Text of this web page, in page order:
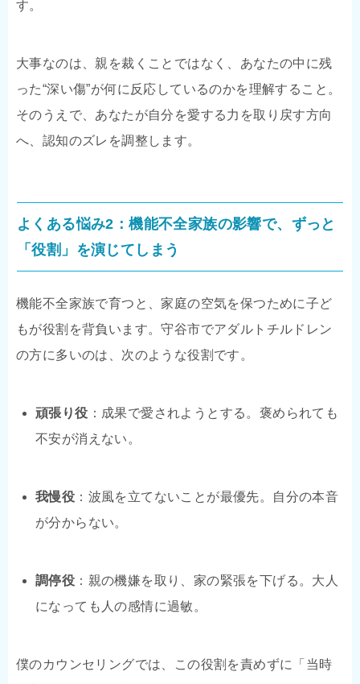
す。
大事なのは、親を裁くことではなく、あなたの中に残
った“深い傷”が何に反応しているのかを理解すること。
そのうえで、あなたが自分を愛する力を取り戻す方向
へ、認知のズレを調整します。
よくある悩み2：機能不全家族の影響で、ずっと
「役割」を演じてしまう
機能不全家族で育つと、家庭の空気を保つために子ど
もが役割を背負います。守谷市でアダルトチルドレン
の方に多いのは、次のような役割です。
頑張り役 ：成果で愛されようとする。褒められても
不安が消えない。
我慢役 ：波風を立てないことが最優先。自分の本音
が分からない。
調停役 ：親の機嫌を取り、家の緊張を下げる。大人
になっても人の感情に過敏。
僕のカウンセリングでは、この役割を責めずに「当時